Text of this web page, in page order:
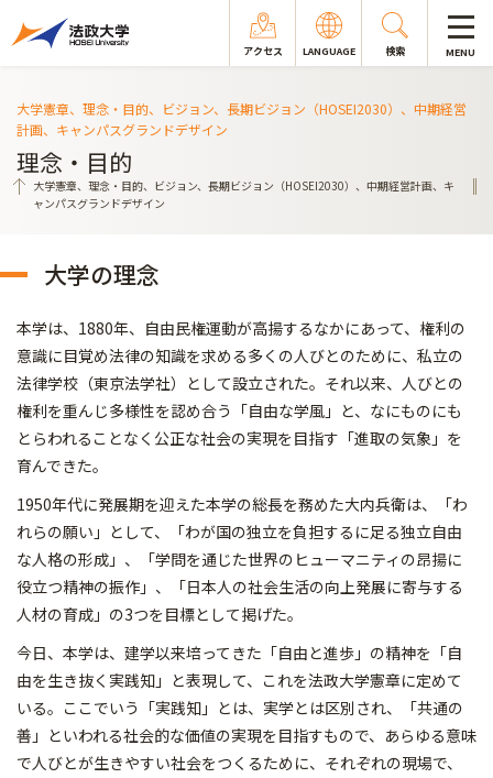
アクセス LANGUAGE 検索 MENU
大学憲章、理念・目的、ビジョン、長期ビジョン（HOSEI2030）、中期経営
計画、キャンパスグランドデザイン
理念・目的
大学憲章、理念・目的、ビジョン、長期ビジョン（HOSEI2030）、中期経営計画、キ
ャンパスグランドデザイン
大学の理念
本学は、1880年、自由民権運動が高揚するなかにあって、権利の
意識に目覚め法律の知識を求める多くの人びとのために、私立の
法律学校（東京法学社）として設立された。それ以来、人びとの
権利を重んじ多様性を認め合う「自由な学風」と、なにものにも
とらわれることなく公正な社会の実現を目指す「進取の気象」を
育んできた。
1950年代に発展期を迎えた本学の総長を務めた大内兵衛は、「わ
れらの願い」として、「わが国の独立を負担するに足る独立自由
な人格の形成」、「学問を通じた世界のヒューマニティの昂揚に
役立つ精神の振作」、「日本人の社会生活の向上発展に寄与する
人材の育成」の3つを目標として掲げた。
今日、本学は、建学以来培ってきた「自由と進歩」の精神を「自
由を生き抜く実践知」と表現して、これを法政大学憲章に定めて
いる。ここでいう「実践知」とは、実学とは区別され、「共通の
善」といわれる社会的な価値の実現を目指すもので、あらゆる意味
で人びとが生きやすい社会をつくるために、それぞれの現場で、